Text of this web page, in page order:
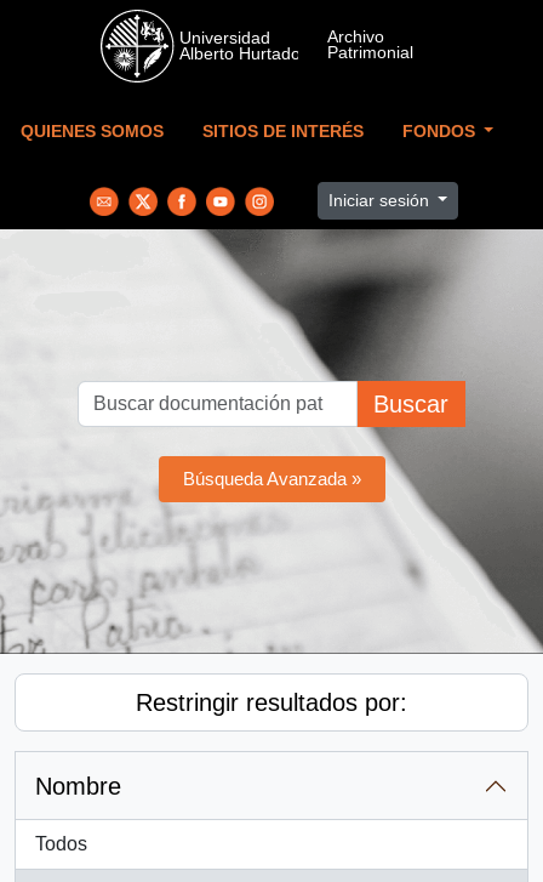
Skip to main content
QUIENES SOMOS SITIOS DE INTERÉS FONDOS
Iniciar sesión
Buscar
Búsqueda Avanzada »
Restringir resultados por:
Nombre
Todos